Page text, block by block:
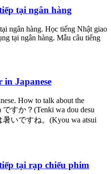
tại ngân hàng
ngân hàng. Học tiếng Nhật giao
tại ngân hàng. Mẫu câu tiếng
in Japanese
How to talk about the
ですか？(Tenki wa dou desu
暑いですね。(Kyou wa atsui
tại rạp chiếu phim